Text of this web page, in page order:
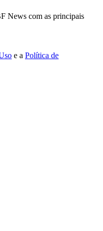
News com as principais
e a Política de